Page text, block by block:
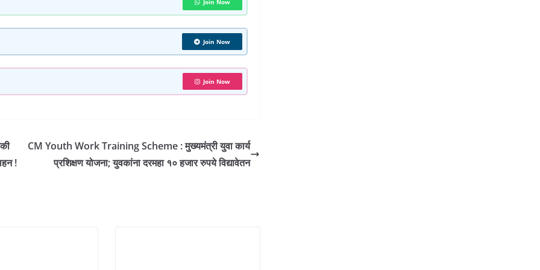
Join Now
Join Now
!
CM Youth Work Training Scheme : मुख्यमंत्री युवा कार्य
प्रशिक्षण योजना; युवकांना दरमहा १० हजार रुपये विद्यावेतन